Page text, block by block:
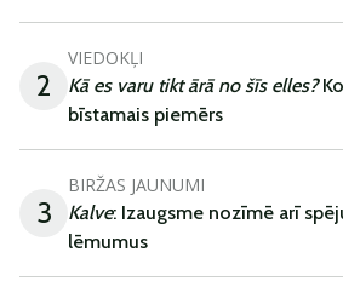
2
VIEDOKĻI
Kā es varu tikt ārā no šīs elles?
bīstamais piemērs
3
BIRŽAS JAUNUMI
Kalve: Izaugsme nozīmē arī
lēmumus